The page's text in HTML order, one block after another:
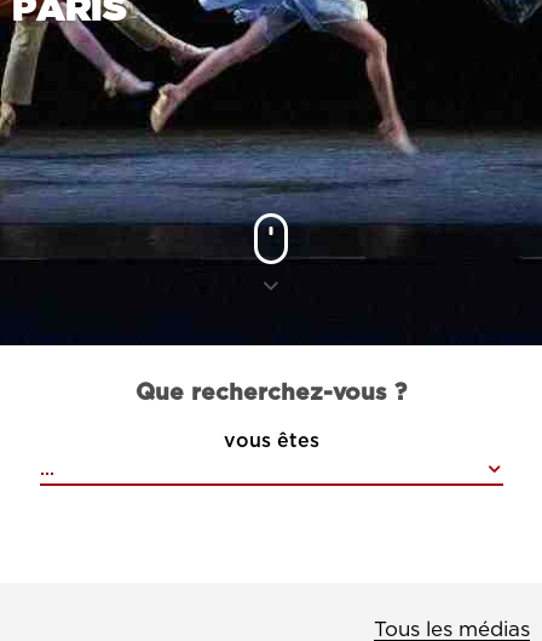
Que recherchez-vous ?
vous êtes
Tous les médias